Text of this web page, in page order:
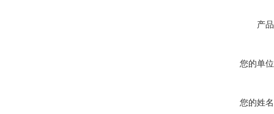
产
您的单
您的姓